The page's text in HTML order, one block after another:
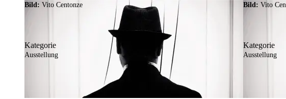
Bild: Vito Centonze
Kategorie
Ausstellung
Bild:Vito
Kategorie
Ausstellung